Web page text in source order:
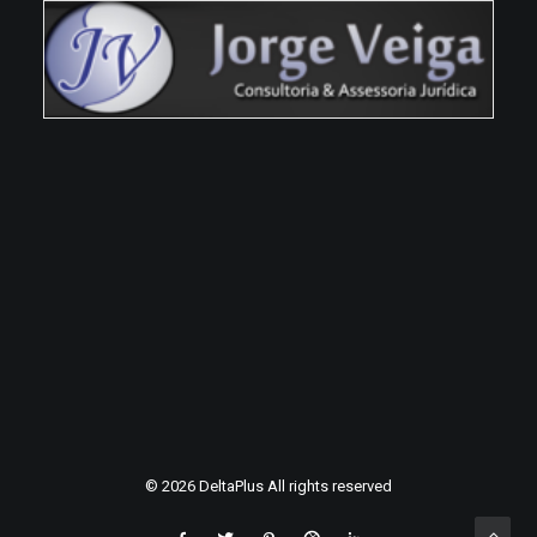
© 2026 DeltaPlus All rights reserved